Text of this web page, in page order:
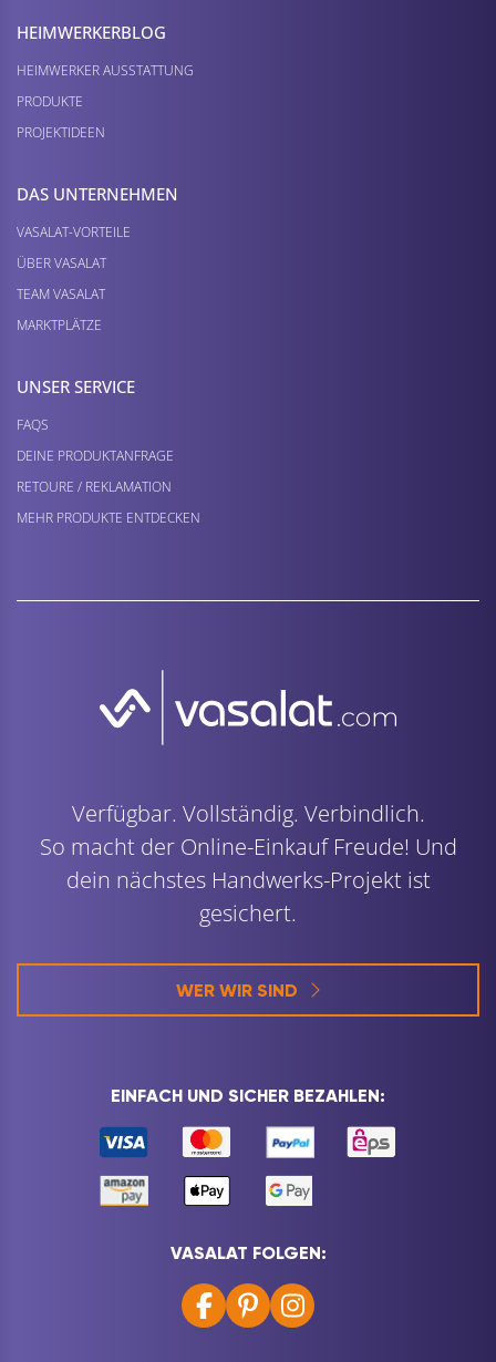
HEIMWERKER­BLOG
HEIMWERKER AUSSTATTUNG
PRODUKTE
PROJEKTIDEEN
DAS UNTERNEHMEN
VASALAT-VORTEILE
ÜBER VASALAT
TEAM VASALAT
MARKTPLÄTZE
UNSER SERVICE
FAQS
DEINE PRODUKTANFRAGE
RETOURE / REKLAMATION
MEHR PRODUKTE ENTDECKEN
Verfügbar. Vollständig. Verbindlich.
So macht der Online-Einkauf Freude! Und
dein nächstes Handwerks-Projekt ist
gesichert.
WER WIR SIND
EINFACH UND SICHER BEZAHLEN:
VASALAT FOLGEN: